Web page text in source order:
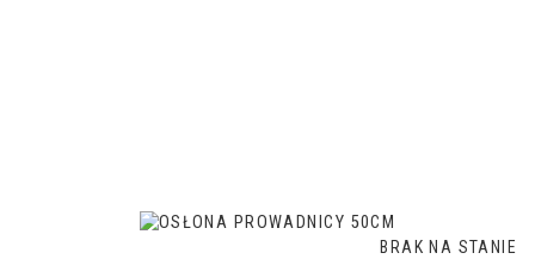
BRAK NA STANIE